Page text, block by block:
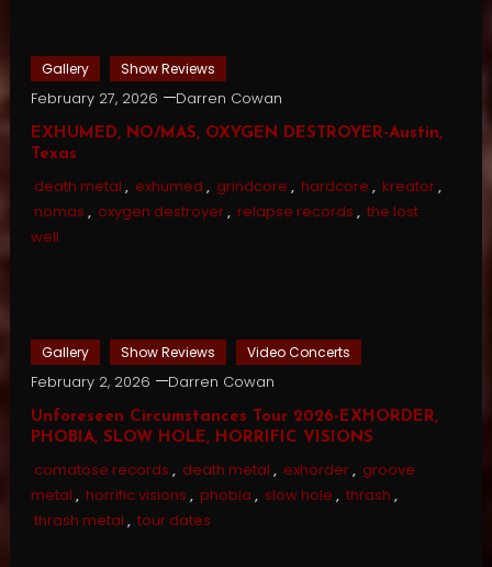
Gallery Show Reviews
February 27, 2026 Darren Cowan
EXHUMED, NO/MAS, OXYGEN DESTROYER-Austin,
Texas
death metal , exhumed , grindcore , hardcore , kreator,
nomas , oxygen destroyer, relapse records , the lost
well
Gallery Show Reviews Video Concerts
February 2, 2026 Darren Cowan
Unforeseen Circumstances Tour 2026-EXHORDER,
PHOBIA, SLOW HOLE, HORRIFIC VISIONS
comatose records , death metal , exhorder, groove
metal , horrific visions , phobia , slow hole , thrash ,
thrash metal , tour dates